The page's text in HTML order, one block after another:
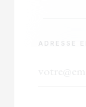
ADRESSE